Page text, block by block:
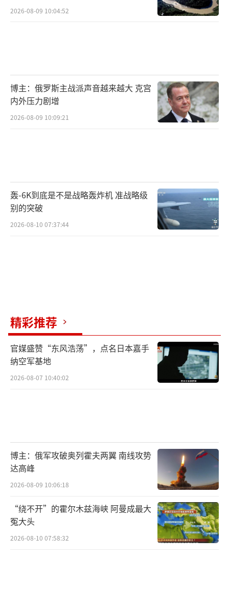
2026-08-09 10:04:52
博主：俄罗斯主战派声音越来越大 克宫
内外压力剧增
2026-08-09 10:09:21
轰-6K到底是不是战略轰炸机 准战略级
别的突破
2026-08-10 07:37:44
精彩推荐
官媒盛赞“东风浩荡”，点名日本嘉手
纳空军基地
2026-08-07 10:40:02
博主：俄军攻破奥列霍夫两翼 南线攻势
达高峰
2026-08-09 10:06:18
“绕不开”的霍尔木兹海峡 阿曼成最大
冤大头
2026-08-10 07:58:32